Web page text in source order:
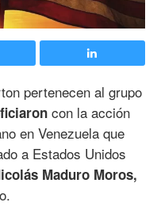
pertenecen al grupo
con la acción
en Venezuela que
a Estados Unidos
Maduro Moros,